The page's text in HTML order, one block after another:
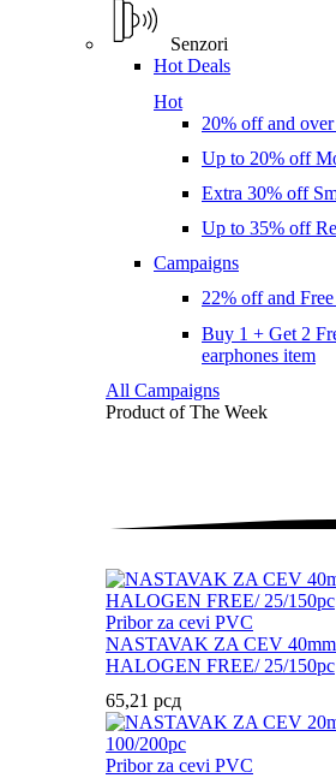
Senzori
Hot Deals
Hot
20% off and
Up to 20% off
Extra 30% off
Up to 35% off
Campaigns
22% off and
Buy 1 + Get 2
earphones item
All Campaigns
Product of The Week
Pribor za cevi PVC
NASTAVAK ZA CEV
HALOGEN FREE/ 25/150pc
65,21 рсд
Pribor za cevi PVC